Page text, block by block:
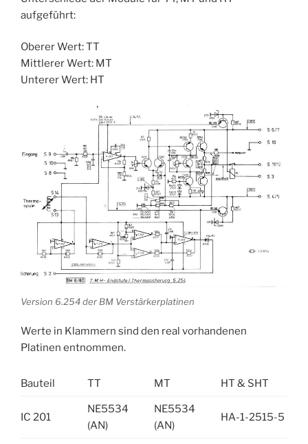
aufgeführt:
Oberer Wert: TT
Mittlerer Wert: MT
Unterer Wert: HT
Version 6.254 der BM Verstärkerplatinen
Werte in Klammern sind den real vorhandenen
Platinen entnommen.
Bauteil TT MT HT & SHT
IC 201
NE5534
(AN)
NE5534
(AN)
HA-1-2515-5